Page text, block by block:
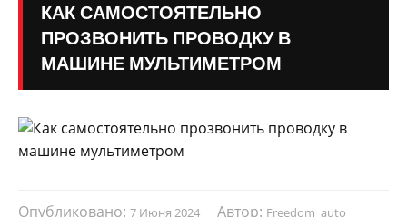
КАК САМОСТОЯТЕЛЬНО
ПРОЗВОНИТЬ ПРОВОДКУ В
МАШИНЕ МУЛЬТИМЕТРОМ
Опубликовано: 7 Июня 2024 Автор: Freedom_auto